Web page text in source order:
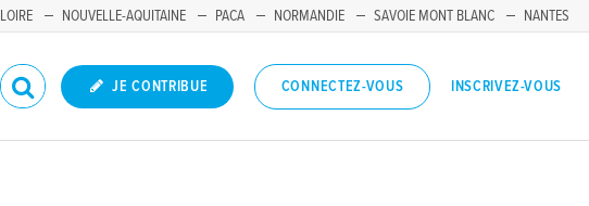
LOIRE NOUVELLE-AQUITAINE PACA NORMANDIE SAVOIE MONT BLANC
NANTES
JE CONTRIBUE CONNECTEZ-VOUS INSCRIVEZ-VOUS